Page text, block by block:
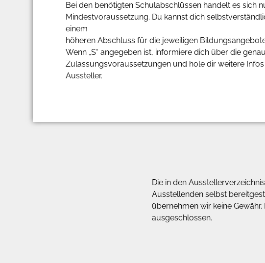
Bei den benötigten Schulabschlüssen handelt es sich
Mindestvoraussetzung. Du kannst dich
einem
höheren Abschluss für die jeweiligen
Wenn „S“ angegeben ist, informiere dich über die
Zulassungsvoraussetzungen und hole dir weitere
Aussteller.
Die in den
Ausstellenden selbst
übernehmen wir keine
ausgeschlossen.